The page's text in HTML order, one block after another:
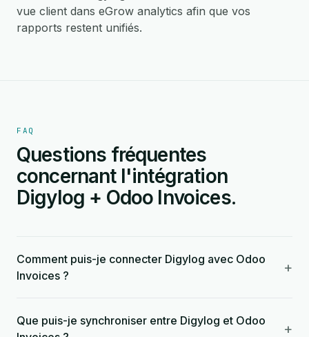
vue client dans eGrow analytics afin que vos
rapports restent unifiés.
FAQ
Questions fréquentes
concernant l'intégration
Digylog + Odoo Invoices.
Comment puis-je connecter Digylog avec Odoo
Invoices ?
+
Que puis-je synchroniser entre Digylog et Odoo
+